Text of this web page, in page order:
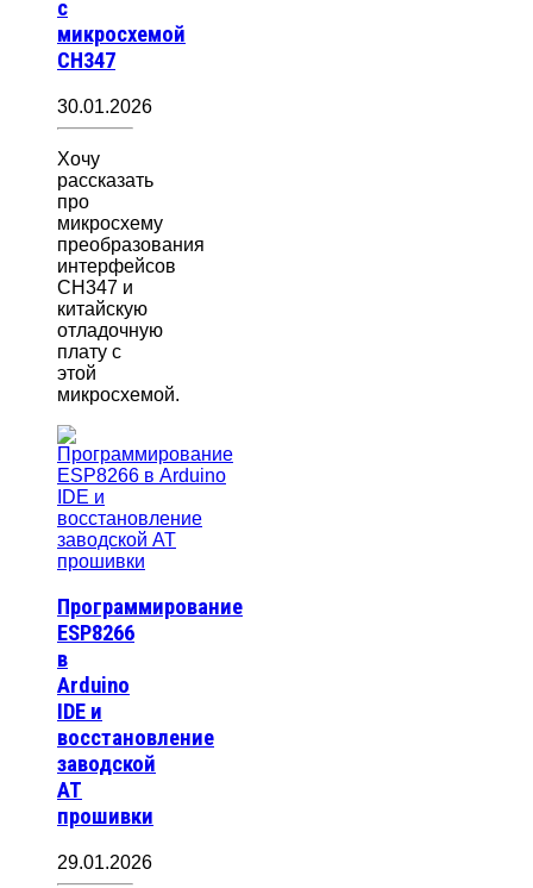
с
микросхемой
CH347
30.01.2026
Хочу
рассказать
про
микросхему
преобразования
интерфейсов
CH347 и
китайскую
отладочную
плату с
этой
микросхемой.
Программирование
ESP8266
в
Arduino
IDE и
восстановление
заводской
AT
прошивки
29.01.2026